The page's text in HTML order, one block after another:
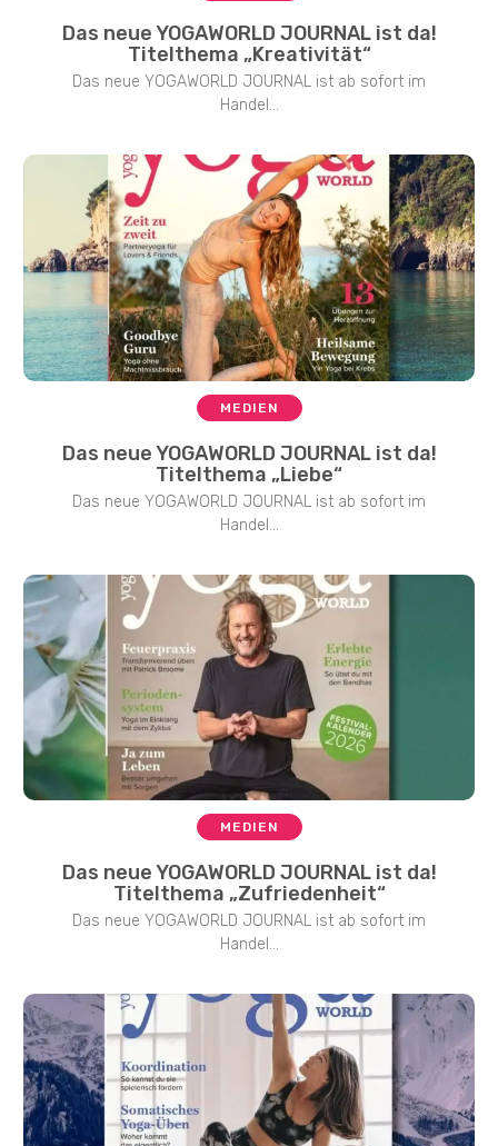
Das neue YOGAWORLD JOURNAL ist da!
Titelthema „Kreativität“
Das neue YOGAWORLD JOURNAL ist ab sofort im
Handel...
MEDIEN
Das neue YOGAWORLD JOURNAL ist da!
Titelthema „Liebe“
Das neue YOGAWORLD JOURNAL ist ab sofort im
Handel...
MEDIEN
Das neue YOGAWORLD JOURNAL ist da!
Titelthema „Zufriedenheit“
Das neue YOGAWORLD JOURNAL ist ab sofort im
Handel...